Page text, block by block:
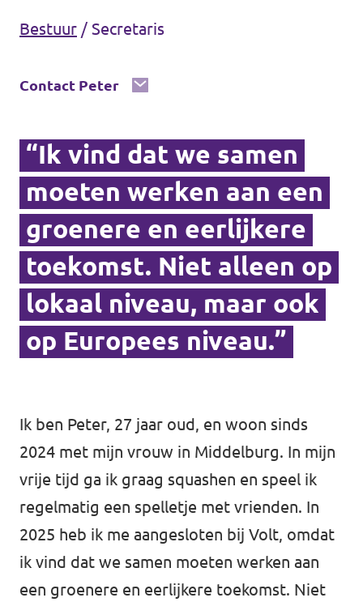
Bestuur / Secretaris
Contact Peter
“Ik vind dat we samen
moeten werken aan een
groenere en eerlijkere
toekomst. Niet alleen op
lokaal niveau, maar ook
op Europees niveau.”
Ik ben Peter, 27 jaar oud, en woon sinds
2024 met mijn vrouw in Middelburg. In mijn
vrije tijd ga ik graag squashen en speel ik
regelmatig een spelletje met vrienden. In
2025 heb ik me aangesloten bij Volt, omdat
ik vind dat we samen moeten werken aan
een groenere en eerlijkere toekomst. Niet